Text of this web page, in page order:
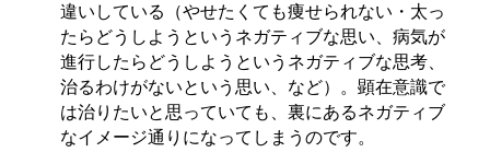
違いしている（やせたくても痩せられない・太っ
たらどうしようというネガティブな思い、病気が
進行したらどうしようというネガティブな思考、
治るわけがないという思い、など）。顕在意識で
は治りたいと思っていても、裏にあるネガティブ
なイメージ通りになってしまうのです。